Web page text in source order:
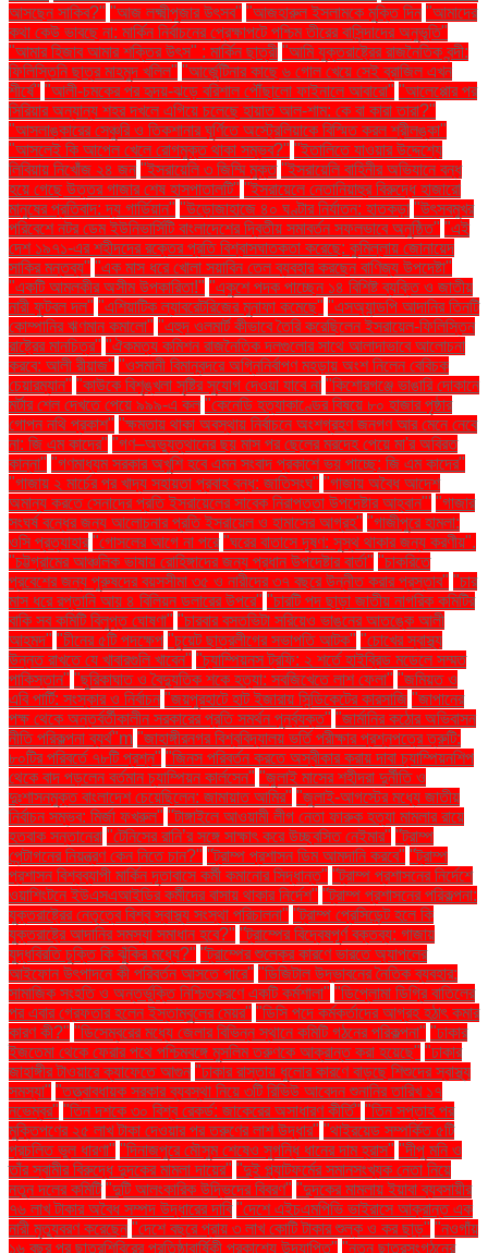
আসছেন সাকিব?" "আজ লক্ষ্মীপূজার উৎসব" "আজহারুল ইসলামকে মুক্তি দিন "আমাদের
কথা কেউ ভাবছে না: মার্কিন নির্বাচনের প্রেক্ষাপটে পশ্চিম তীরের বাসিন্দাদের অনুভূতি"
"আমার হিজাব আমার শক্তির উৎস" : মার্কিন ছাত্রী "আমি যুক্তরাষ্ট্রের রাজনৈতিক বন্দী:
ফিলিস্তিনি ছাত্র মাহমুদ খলিল" "আর্জেন্টিনার কাছে ৬ গোল খেয়ে সেই ব্রাজিল এখন
শীর্ষে" "আলী-চমকের পর হৃদয়-ঝড়ে বরিশাল পৌঁছালো ফাইনালে আবারো" "আলেপ্পোর পর
সিরিয়ার অন্যান্য শহর দখলে এগিয়ে চলেছে হায়াত আল-শাম: কে বা কারা তারা?"
"আসলাঙ্কারের সেঞ্চুরি ও তিকশানার ঘূর্ণিতে অস্ট্রেলিয়াকে বিস্মিত করল শ্রীলঙ্কা"
"আসলেই কি আপেল খেলে রোগমুক্ত থাকা সম্ভব?" "ইতালিতে যাওয়ার উদ্দেশ্যে
লিবিয়ায় নিখোঁজ ২৪ জন "ইসরায়েলি ৩ জিম্মি মুক্ত "ইসরায়েলি বাহিনীর অভিযানে বন্ধ
হয়ে গেছে উত্তর গাজার শেষ হাসপাতালটি" "ইসরায়েলে নেতানিয়াহুর বিরুদ্ধে হাজারো
মানুষের প্রতিবাদ: দ্য গার্ডিয়ান" "উড়োজাহাজে ৪০ ঘণ্টার নির্যাতন: হাতকড়া "উৎসবমুখর
পরিবেশে নটর ডেম ইউনিভার্সিটি বাংলাদেশের দ্বিতীয় সমাবর্তন সফলভাবে অনুষ্ঠিত" "এই
দেশ ১৯৭১-এর শহীদদের রক্তের প্রতি বিশ্বাসঘাতকতা করেছে: কুমিল্লায় জোনায়েদ
সাকির মন্তব্য" "এক মাস ধরে খোলা সয়াবিন তেল ব্যবহার করছেন বাণিজ্য উপদেষ্টা"
"একটি আমলকীর অসীম উপকারিতা!" "একুশে পদক পাচ্ছেন ১৪ বিশিষ্ট ব্যক্তি ও জাতীয়
নারী ফুটবল দল" "এশিয়াটিক ল্যাবরেটরিজের মুনাফা কমেছে" "এসঅ্যান্ডপি আদানির তিনটি
কোম্পানির ঋণমান কমালো" "এহুদ ওলমার্ট কীভাবে তৈরি করেছিলেন ইসরায়েল-ফিলিস্তিন
রাষ্ট্রের মানচিত্র" "ঐকমত্য কমিশন রাজনৈতিক দলগুলোর সাথে আলাদাভাবে আলোচনা
করবে: আলী রীয়াজ" "ওসমানী বিমানবন্দরে অগ্নিনির্বাপণ মহড়ায় অংশ নিলেন বেবিচক
চেয়ারম্যান" "কাউকে বিশৃঙ্খলা সৃষ্টির সুযোগ দেওয়া যাবে না "কিশোরগঞ্জে ভাঙারি দোকানে
মর্টার শেল দেখতে পেয়ে ৯৯৯-এ কল "কেনেডি হত্যাকাণ্ডের বিষয়ে ৮০ হাজার পৃষ্ঠার
গোপন নথি প্রকাশ" "ক্ষমতায় থাকা অবস্থায় নির্বাচনে অংশগ্রহণ জনগণ আর মেনে নেবে
না: জি এম কাদের" "গণ–অভ্যুত্থানের ছয় মাস পর ছেলের মরদেহ পেয়ে মা'র অবিরত
কান্না" "গণমাধ্যম সরকার অখুশি হবে এমন সংবাদ প্রকাশে ভয় পাচ্ছে: জি এম কাদের"
"গাজায় ২ মার্চের পর খাদ্য সহায়তা প্রবাহ বন্ধ: জাতিসংঘ" "গাজায় অবৈধ আদেশ
অমান্য করতে সেনাদের প্রতি ইসরায়েলের সাবেক নিরাপত্তা উপদেষ্টার আহ্বান"' "গাজার
সংঘর্ষ বন্ধের জন্য আলোচনার প্রতি ইসরায়েল ও হামাসের আগ্রহ" "গাজীপুরে হামলা:
ওসি প্রত্যাহার "গোসলের আগে না পরে "ঘরের বাতাসে দূষণ: সুস্থ থাকার জন্য করণীয়".
"চট্টগ্রামের আঞ্চলিক ভাষায় রোহিঙ্গাদের জন্য প্রধান উপদেষ্টার বার্তা" "চাকরিতে
প্রবেশের জন্য পুরুষদের বয়সসীমা ৩৫ ও নারীদের ৩৭ বছরে উন্নীত করার প্রস্তাব" "চার
মাস ধরে রপ্তানি আয় ৪ বিলিয়ন ডলারের উপরে" "চারটি পদ ছাড়া জাতীয় নাগরিক কমিটির
বাকি সব কমিটি বিলুপ্ত ঘোষণা" "চারবার বসতভিটা সরিয়েও ভাঙনের আতঙ্কে আলী
আহমদ" "চীনের ৫টি পদক্ষেপ "চুয়েট ছাত্রলীগের সভাপতি আটক" "চোখের স্বাস্থ্য
উন্নত রাখতে যে খাবারগুলি খাবেন" "চ্যাম্পিয়নস ট্রফি: ২ শর্তে হাইব্রিড মডেলে সম্মত
পাকিস্তান" "ছুরিকাঘাত ও বৈদ্যুতিক শকে হত্যা: সবজিখেতে লাশ ফেলা" "জমিয়ত ও
এবি পার্টি: সংস্কার ও নির্বাচন "জয়পুরহাটে হাট ইজারায় সিন্ডিকেটের কারসাজি "জাপানের
পক্ষ থেকে অন্তর্বর্তীকালীন সরকারের প্রতি সমর্থন পুনর্ব্যক্ত" "জার্মানির কঠোর অভিবাসন
নীতি পরিকল্পনা ব্যর্থ"m "জাহাঙ্গীরনগর বিশ্ববিদ্যালয় ভর্তি পরীক্ষার প্রশ্নপত্রে ত্রুটি:
৮০টির পরিবর্তে ৭৮টি প্রশ্ন" "জিনস পরিবর্তন করতে অস্বীকার করায় দাবা চ্যাম্পিয়নশিপ
থেকে বাদ পড়লেন বর্তমান চ্যাম্পিয়ন কার্লসেন" "জুলাই মাসের শহীদরা দুর্নীতি ও
দুঃশাসনমুক্ত বাংলাদেশ চেয়েছিলেন: জামায়াত আমির" "জুলাই-আগস্টের মধ্যে জাতীয়
নির্বাচন সম্ভব: মির্জা ফখরুল" "টাঙ্গাইলে আওয়ামী লীগ নেতা ফারুক হত্যা মামলার রায়ে
হতবাক সন্তানেরা "টেনিসের রানি’র সঙ্গে সাক্ষাৎ করে উচ্ছ্বসিত নেইমার" "ট্রাম্প
পেন্টাগনের নিয়ন্ত্রণ কেন নিতে চান?" "ট্রাম্প প্রশাসন ডিম আমদানি করবে" "ট্রাম্প
প্রশাসন বিশ্বব্যাপী মার্কিন দূতাবাসে কর্মী কমানোর সিদ্ধান্ত" "ট্রাম্প প্রশাসনের নির্দেশে
ওয়াশিংটনে ইউএসএআইডির কর্মীদের বাসায় থাকার নির্দেশ" "ট্রাম্প প্রশাসনের পরিকল্পনা:
যুক্তরাষ্ট্রের নেতৃত্বে বিশ্ব স্বাস্থ্য সংস্থা পরিচালনা" "ট্রাম্প প্রেসিডেন্ট হলে কি
যুক্তরাষ্ট্রে আদানির সমস্যা সমাধান হবে?" "ট্রাম্পের বিদ্বেষপূর্ণ বক্তব্য: গাজায়
যুদ্ধবিরতি চুক্তি কি ঝুঁকির মধ্যে?" "ট্রাম্পের শুল্কের কারণে ভারতে অ্যাপলের
আইফোন উৎপাদনে কী পরিবর্তন আসতে পারে" "ডিজিটাল উদ্ভাবনের নৈতিক ব্যবহার:
সামাজিক সংহতি ও অন্তর্ভুক্তি নিশ্চিতকরণে একটি কর্মশালা" "ডিপ্লোমা ডিগ্রি বাতিলের
পর এবার গ্রেফতার হলেন ইস্তাম্বুলের মেয়র" "ডিসি পদে কর্মকর্তাদের আগ্রহ হঠাৎ কমার
কারণ কী?" "ডিসেম্বরের মধ্যে জেলার বিভিন্ন স্থানে কমিটি গঠনের পরিকল্পনা" "ঢাকার
ইজতেমা থেকে ফেরার পথে পশ্চিমবঙ্গে মুসলিম তরুণকে আক্রান্ত করা হয়েছে" "ঢাকার
জাহাঙ্গীর টাওয়ারে ক্যাফেতে আগুন "ঢাকার রাস্তায় ধুলোর কারণে বাড়ছে শিশুদের স্বাস্থ্য
সমস্যা" "তত্ত্বাবধায়ক সরকার ব্যবস্থা নিয়ে ৩টি রিভিউ আবেদন শুনানির তারিখ ১৭
নভেম্বর" "তিন দশকে ৩০ বিশ্ব রেকর্ড: জাকেরের অসাধারণ কীর্তি" "তিন সপ্তাহ পর
মুক্তিপণের ২৫ লাখ টাকা দেওয়ার পর তরুণের লাশ উদ্ধার" "থাইরয়েড সম্পর্কিত ৫টি
প্রচলিত ভুল ধারণা" "দিনাজপুরে মৌসুম শেষেও সুগন্ধি ধানের দাম হ্রাস" "দীপু মনি ও
তাঁর স্বামীর বিরুদ্ধে দুদকের মামলা দায়ের" "দুই প্ল্যাটফর্মের সমানসংখ্যক নেতা নিয়ে
নতুন দলের কমিটি "দুটি আলংকারিক উদ্ভিদের বিবরণ" "দুদকের মামলায় ইয়াবা ব্যবসায়ীর
৭৬ লাখ টাকার অবৈধ সম্পদ উদ্ধারের দাবি "দেশে এইচএমপিভি ভাইরাসে আক্রান্ত এক
নারী মৃত্যুবরণ করেছেন "দেশে বছরে প্রায় ৩ লাখ কোটি টাকার শুল্ক ও কর ছাড়" "নওগাঁয়
১৬ বছর পর ছাত্রশিবিরের প্রতিষ্ঠাবার্ষিকী প্রকাশ্যে উদযাপিত" "নতুন ছাত্রসংগঠনের